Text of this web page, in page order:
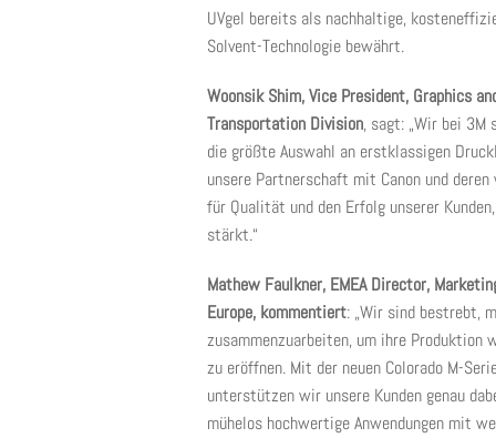
UVgel bereits als nachhaltige,
Solvent-Technologie bewährt.
Woonsik Shim, Vice President, Graphics
Transportation Division, sagt: „Wir bei
die größte Auswahl an erstklassigen
unsere Partnerschaft mit Canon und
für Qualität und den Erfolg unserer
stärkt.“
Mathew Faulkner, EMEA Director,
Europe, kommentiert: „Wir sind bestrebt,
zusammenzuarbeiten, um ihre
zu eröffnen. Mit der neuen Colorado M-
unterstützen wir unsere Kunden genau
mühelos hochwertige Anwendungen mit